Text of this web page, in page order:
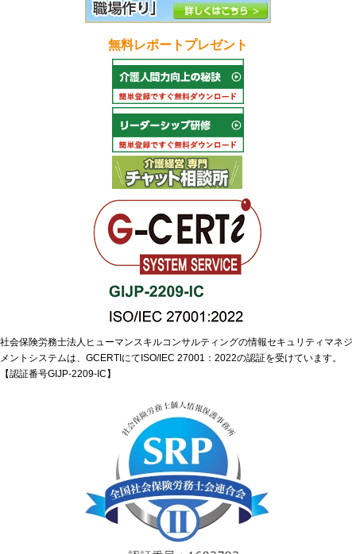
無料レポートプレゼント
社会保険労務士法人ヒューマンスキルコンサルティングの情報セキュリティマネジ
メントシステムは、GCERTIにてISO/IEC 27001：2022の認証を受けています。
【認証番号GIJP-2209-IC】